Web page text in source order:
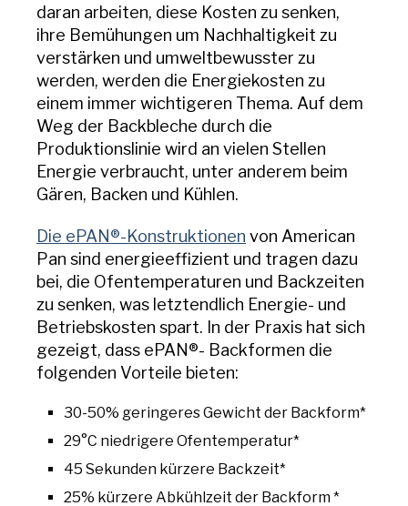
daran arbeiten, diese Kosten zu senken,
ihre Bemühungen um Nachhaltigkeit zu
verstärken und umweltbewusster zu
werden, werden die Energiekosten zu
einem immer wichtigeren Thema. Auf dem
Weg der Backbleche durch die
Produktionslinie wird an vielen Stellen
Energie verbraucht, unter anderem beim
Gären, Backen und Kühlen.
Die ePAN®-Konstruktionen von American
Pan sind energieeffizient und tragen dazu
bei, die Ofentemperaturen und Backzeiten
zu senken, was letztendlich Energie- und
Betriebskosten spart. In der Praxis hat sich
gezeigt, dass ePAN®- Backformen die
folgenden Vorteile bieten:
30-50% geringeres Gewicht der Backform*
29°C niedrigere Ofentemperatur*
45 Sekunden kürzere Backzeit*
25% kürzere Abkühlzeit der Backform *